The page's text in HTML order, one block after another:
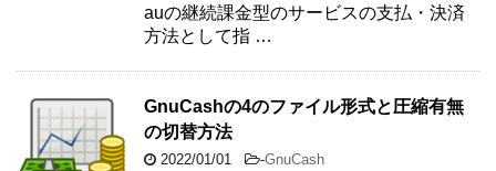
auの継続課金型のサービスの支払・決済
方法として指 …
GnuCashの4のファイル形式と圧縮有無
の切替方法
2022/01/01 -GnuCash